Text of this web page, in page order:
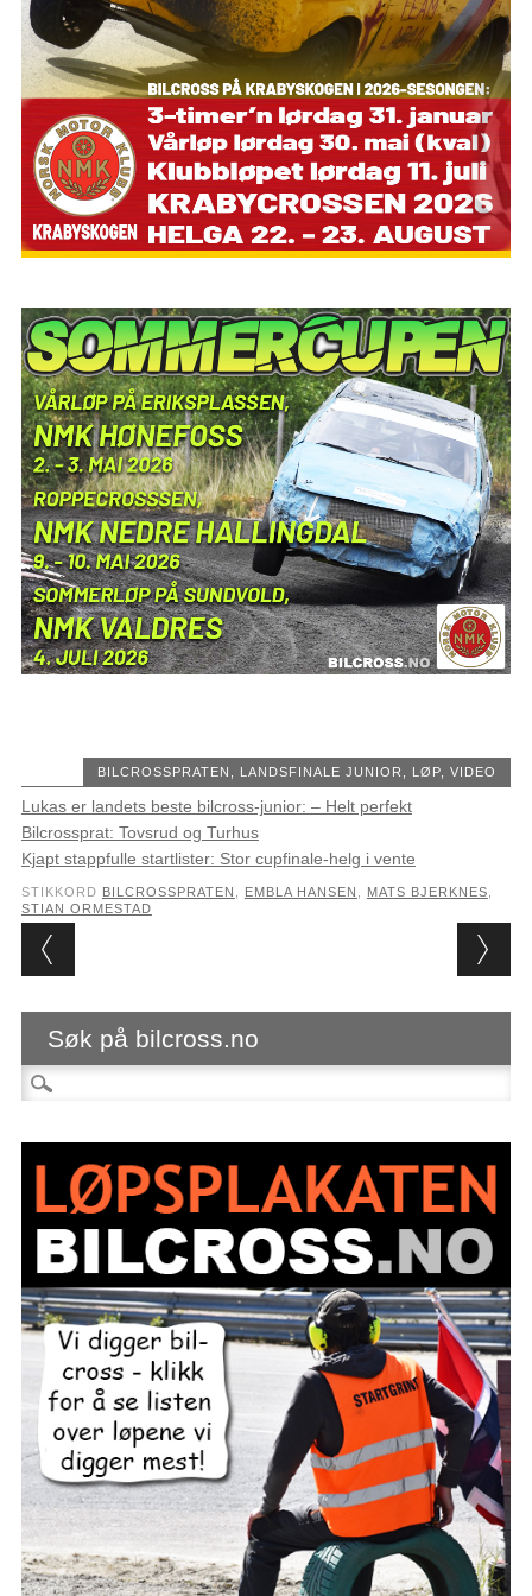
BILCROSSPRATEN LANDSFINALE JUNIOR LØP ,VIDEO
Lukas er landets beste bilcross-junior: – Helt perfekt
Bilcrossprat: Tovsrud og Turhus
Kjapt stappfulle startlister: Stor cupfinale-helg i vente
STIKKORD BILCROSSPRATEN EMBLA HANSEN MATS BJERKNES
STIAN ORMESTAD
Post navigation
Søk på bilcross.no
Søk etter: